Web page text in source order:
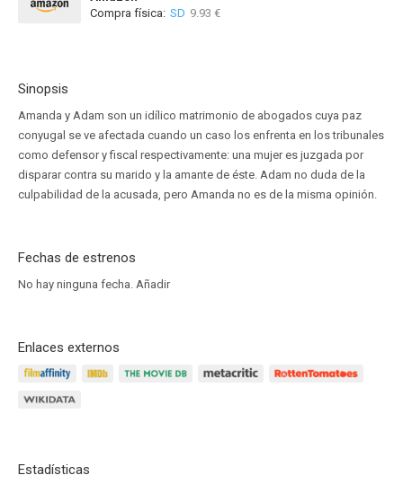
Compra física: SD 9.93 €
Sinopsis
Amanda y Adam son un idílico matrimonio de abogados cuya paz
conyugal se ve afectada cuando un caso los enfrenta en los tribunales
como defensor y fiscal respectivamente: una mujer es juzgada por
disparar contra su marido y la amante de éste. Adam no duda de la
culpabilidad de la acusada, pero Amanda no es de la misma opinión.
Fechas de estrenos
No hay ninguna fecha. Añadir
Enlaces externos
Estadísticas